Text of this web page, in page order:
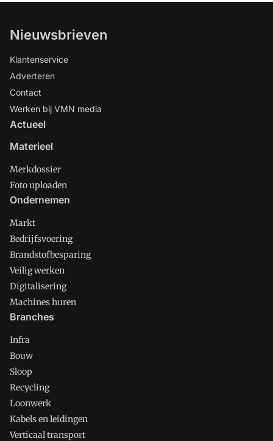
Nieuwsbrieven
Klantenservice
Adverteren
Contact
Werken bij VMN media
Actueel
Materieel
Merkdossier
Foto uploaden
Ondernemen
Markt
Bedrijfsvoering
Brandstofbesparing
Veilig werken
Digitalisering
Machines huren
Branches
Infra
Bouw
Sloop
Recycling
Loonwerk
Kabels en leidingen
Verticaal transport